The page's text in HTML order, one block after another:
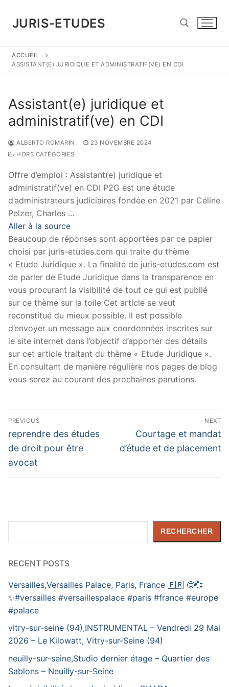
contenu
JURIS-ETUDES
Rechercher :
ACCUEIL
ASSISTANT(E) JURIDIQUE ET ADMINISTRATIF(VE) EN CDI
Assistant(e) juridique et
administratif(ve) en CDI
ALBERTO ROMARIN
23 NOVEMBRE 2024
HORS CATÉGORIES
Offre d’emploi : Assistant(e) juridique et
administratif(ve) en CDI P2G est une étude
d’administrateurs judiciaires fondée en 2021 par Céline
Pelzer, Charles …
Aller à la source
Beaucoup de réponses sont apportées par ce papier
choisi par juris-etudes.com qui traite du thème
« Etude Juridique ». La finalité de juris-etudes.com est
de parler de Etude Juridique dans la transparence en
vous procurant la visibilité de tout ce qui est publié
sur ce thème sur la toile Cet article se veut
reconstitué du mieux possible. Il est possible
d’envoyer un message aux coordonnées inscrites sur
le site internet dans l’objectif d’apporter des détails
sur cet article traitant du thème « Etude Juridique ».
En consultant de manière régulière nos pages de blog
vous serez au courant des prochaines parutions.
Navigation
de
l’article
PREVIOUS
Previous
post:
reprendre des études
de droit pour être
avocat
NEXT
Next
post:
Courtage et mandat
d’étude et de placement
RECHERCHER
RECENT POSTS
Versailles,Versailles Palace, Paris, France 🇫🇷 🤩💞
✨️#versailles #versaillespalace #paris #france #europe
#palace
vitry-sur-seine (94),INSTRUMENTAL – Vendredi 29 Mai
2026 – Le Kilowatt, Vitry-sur-Seine (94)
neuilly-sur-seine,Studio dernier étage – Quartier des
Sablons – Neuilly-sur-Seine